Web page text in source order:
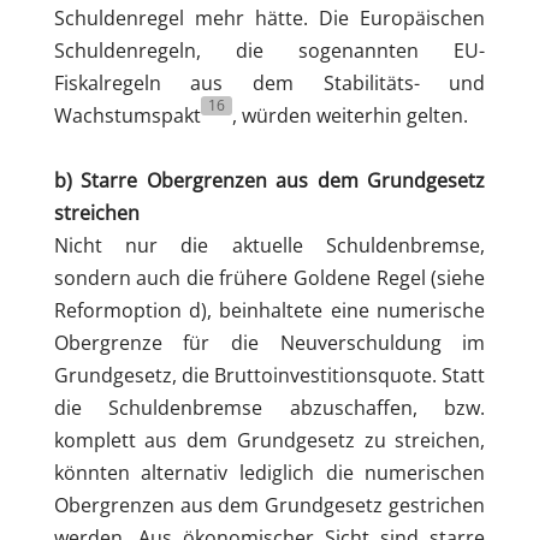
Schuldenregel mehr hätte. Die Europäischen
Schuldenregeln, die sogenannten EU-
Fiskalregeln aus dem Stabilitäts- und
Wachstumspakt 16 , würden weiterhin gelten.
b) Starre Obergrenzen aus dem Grundgesetz
streichen
Nicht nur die aktuelle Schuldenbremse,
sondern auch die frühere Goldene Regel (siehe
Reformoption d), beinhaltete eine numerische
Obergrenze für die Neuverschuldung im
Grundgesetz, die Bruttoinvestitionsquote. Statt
die Schuldenbremse abzuschaffen, bzw.
komplett aus dem Grundgesetz zu streichen,
könnten alternativ lediglich die numerischen
Obergrenzen aus dem Grundgesetz gestrichen